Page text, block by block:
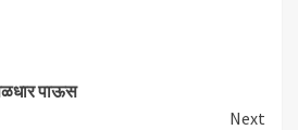
पाऊस
Next